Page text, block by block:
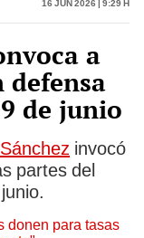
a
defensa
de junio
invocó
partes del
donen para tasas